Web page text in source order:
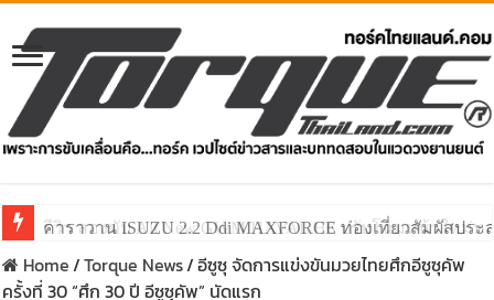
คาราวาน ISUZU 2.2 Ddi MAXFORCE ท่องเที่ยวสัมผัสป
Home/Torque News/อีซูซุ จัดการแข่งขันมวยไทยศึกอีซูซุคัพ
ครั้งที่ 30 “ศึก 30 ปี อีซูซุคัพ” นัดแรก